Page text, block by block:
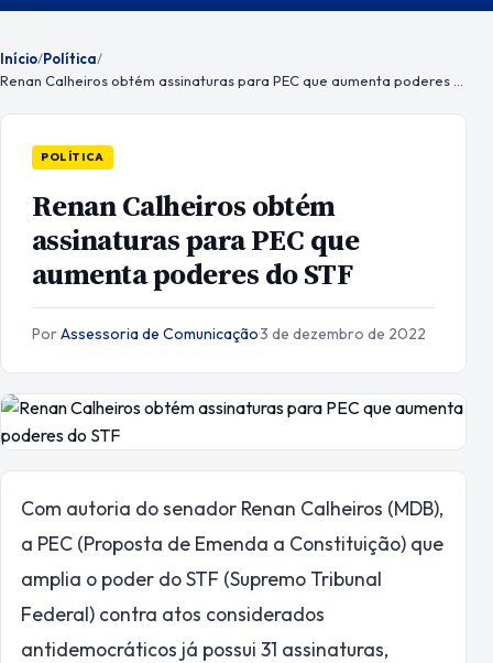
Menu
Início/Política/
POLÍTICA
Renan Calheiros obtém
assinaturas para PEC que
aumenta poderes do STF
PorAssessoria de Comunicação·3 de dezembro de 2022
Com autoria do senador Renan Calheiros (MDB),
a PEC (Proposta de Emenda a Constituição) que
amplia o poder do STF (Supremo Tribunal
Federal) contra atos considerados
antidemocráticos já possui 31 assinaturas,